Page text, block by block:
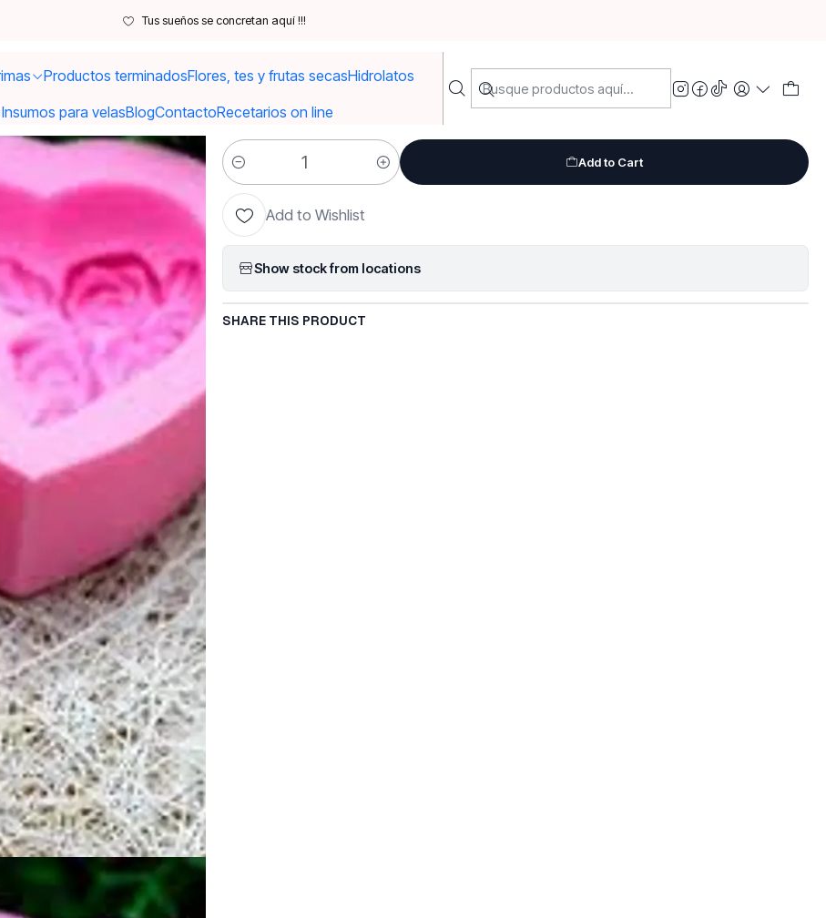
Productos terminadosFlores, tes y frutas secasHidrolatos
Insumos para velasBlogContactoRecetarios on line
Tus sueños se concretan aquí !!!
Moldes y utensilios Moldes Molde 3D I love you y flor
|
Molde 3D I love you y flor
Quantity
Add to Cart
Add to Wishlist
Show stock from locations
SHARE THIS PRODUCT